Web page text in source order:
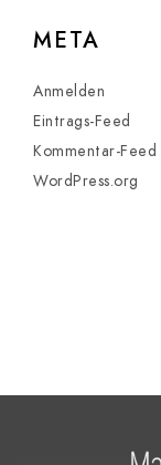
META
Anmelden
Eintrags-Feed
Kommentar-Feed
WordPress.org